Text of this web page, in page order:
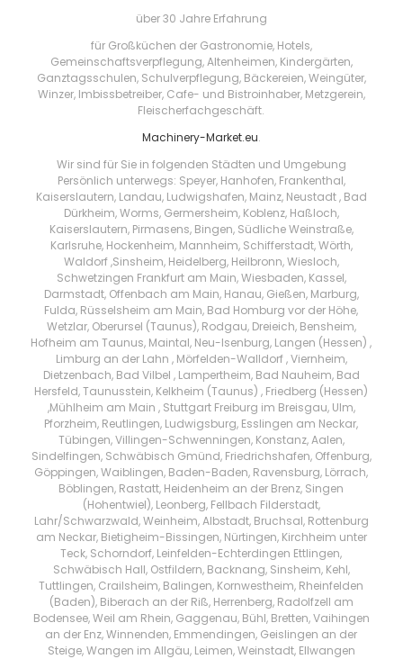
über 30 Jahre Erfahrung
für Großküchen der Gastronomie, Hotels,
Gemeinschaftsverpflegung, Altenheimen, Kindergärten,
Ganztagsschulen, Schulverpflegung, Bäckereien, Weingüter,
Winzer, Imbissbetreiber, Cafe- und Bistroinhaber, Metzgerein,
Fleischerfachgeschäft.
Machinery-Market.eu.
Wir sind für Sie in folgenden Städten und Umgebung
Persönlich unterwegs: Speyer, Hanhofen, Frankenthal,
Kaiserslautern, Landau, Ludwigshafen, Mainz, Neustadt , Bad
Dürkheim, Worms, Germersheim, Koblenz, Haßloch,
Kaiserslautern, Pirmasens, Bingen, Südliche Weinstraße,
Karlsruhe, Hockenheim, Mannheim, Schifferstadt, Wörth,
Waldorf ,Sinsheim, Heidelberg, Heilbronn, Wiesloch,
Schwetzingen Frankfurt am Main, Wiesbaden, Kassel,
Darmstadt, Offenbach am Main, Hanau, Gießen, Marburg,
Fulda, Rüsselsheim am Main, Bad Homburg vor der Höhe,
Wetzlar, Oberursel (Taunus), Rodgau, Dreieich, Bensheim,
Hofheim am Taunus, Maintal, Neu-Isenburg, Langen (Hessen) ,
Limburg an der Lahn , Mörfelden-Walldorf , Viernheim,
Dietzenbach, Bad Vilbel , Lampertheim, Bad Nauheim, Bad
Hersfeld, Taunusstein, Kelkheim (Taunus) , Friedberg (Hessen)
,Mühlheim am Main , Stuttgart Freiburg im Breisgau, Ulm,
Pforzheim, Reutlingen, Ludwigsburg, Esslingen am Neckar,
Tübingen, Villingen-Schwenningen, Konstanz, Aalen,
Sindelfingen, Schwäbisch Gmünd, Friedrichshafen, Offenburg,
Göppingen, Waiblingen, Baden-Baden, Ravensburg, Lörrach,
Böblingen, Rastatt, Heidenheim an der Brenz, Singen
(Hohentwiel), Leonberg, Fellbach Filderstadt,
Lahr/Schwarzwald, Weinheim, Albstadt, Bruchsal, Rottenburg
am Neckar, Bietigheim-Bissingen, Nürtingen, Kirchheim unter
Teck, Schorndorf, Leinfelden-Echterdingen Ettlingen,
Schwäbisch Hall, Ostfildern, Backnang, Sinsheim, Kehl,
Tuttlingen, Crailsheim, Balingen, Kornwestheim, Rheinfelden
(Baden), Biberach an der Riß, Herrenberg, Radolfzell am
Bodensee, Weil am Rhein, Gaggenau, Bühl, Bretten, Vaihingen
an der Enz, Winnenden, Emmendingen, Geislingen an der
Steige, Wangen im Allgäu, Leimen, Weinstadt, Ellwangen